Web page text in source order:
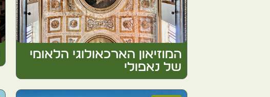
המוזיאון הארכאולוגי הלאומי
של נאפולי